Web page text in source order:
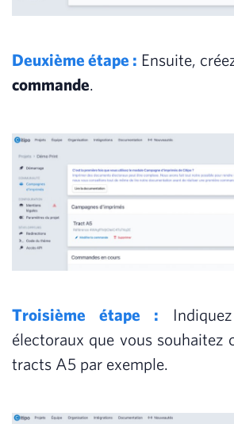
Deuxième étape : Ensuite,
commande
Troisième étape :
électoraux que vous souhaitez
tracts A5 par exemple.